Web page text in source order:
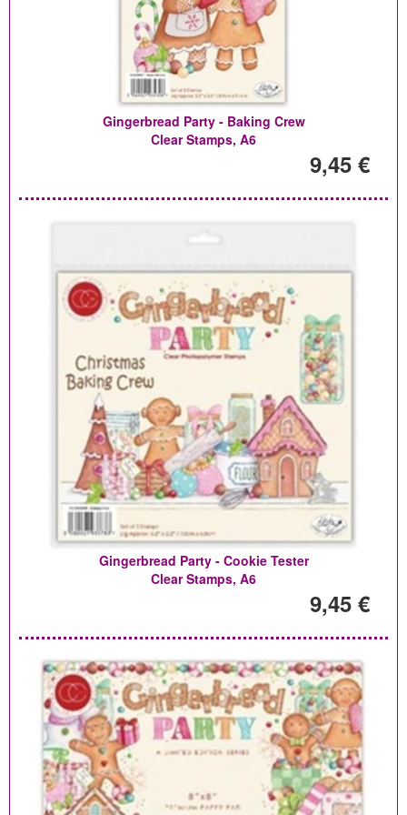
Gingerbread Party - Baking Crew
Clear Stamps, A6
9,45 €
Gingerbread Party - Cookie Tester
Clear Stamps, A6
9,45 €